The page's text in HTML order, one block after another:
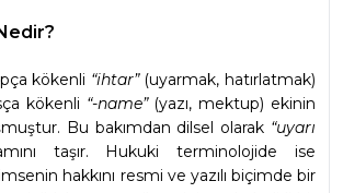
kökenli “ihtar” (uyarmak, hatırlatmak)
kökenli “-name” (yazı, mektup) ekinin
Bu bakımdan dilsel olarak “uyarı
taşır. Hukuki terminolojide ise
hakkını resmi ve yazılı biçimde bir